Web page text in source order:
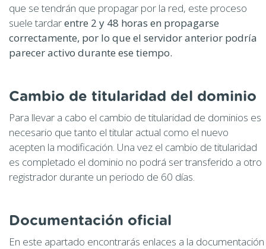
que se tendrán que propagar por la red, este proceso
suele tardarentre 2 y 48 horas en propagarse
correctamente, por lo que el servidor anterior podría
parecer activo durante ese tiempo.
Cambio de titularidad del dominio
Para llevar a cabo el cambio de titularidad de dominios es
necesario que tanto el titular actual como el nuevo
acepten la modificación. Una vez el cambio de titularidad
es completado el dominio no podrá ser transferido a otro
registrador durante un periodo de 60 días.
Documentación oficial
En este apartado encontrarás enlaces a la documentación